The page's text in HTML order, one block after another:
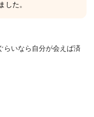
した。
らいなら自分が会えば済